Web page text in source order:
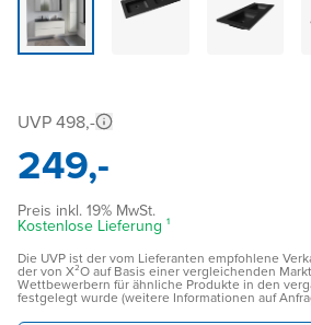
UVP 498,-
249,-
Preis inkl. 19% MwSt.
Kostenlose Lieferung ¹
Die UVP ist der vom Lieferanten empfohlene
der von X²O auf Basis einer vergleichenden
Wettbewerbern für ähnliche Produkte in den
festgelegt wurde (weitere Informationen auf